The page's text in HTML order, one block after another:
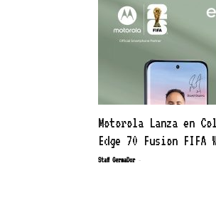
Motorola Lanza en
Edge 70 Fusion FIFA
Staff GermaDor -